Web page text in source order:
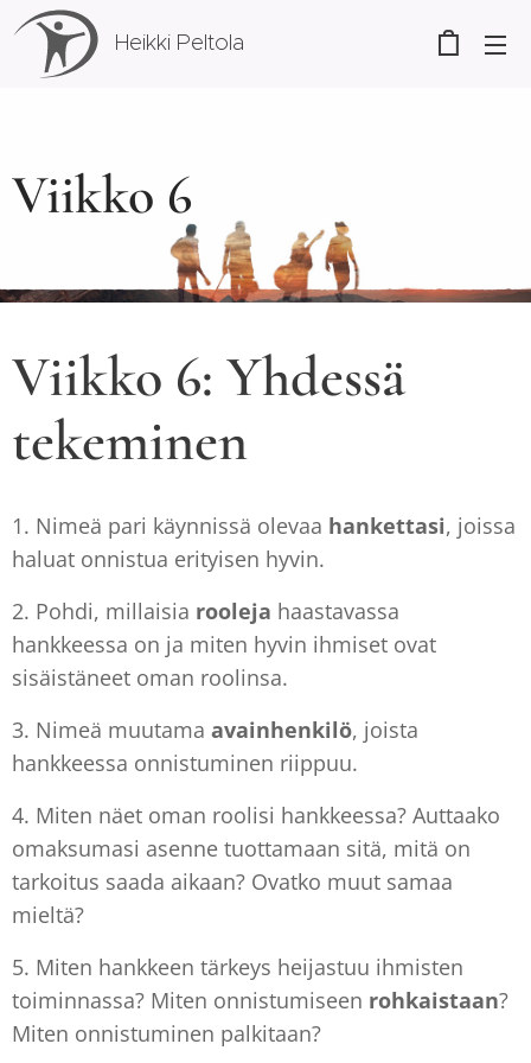
Heikki Peltola
Viikko 6
Viikko 6: Yhdessä
tekeminen
1. Nimeä pari käynnissä olevaa hankettasi, joissa
haluat onnistua erityisen hyvin.
2. Pohdi, millaisia rooleja haastavassa
hankkeessa on ja miten hyvin ihmiset ovat
sisäistäneet oman roolinsa.
3. Nimeä muutama avainhenkilö, joista
hankkeessa onnistuminen riippuu.
4. Miten näet oman roolisi hankkeessa? Auttaako
omaksumasi asenne tuottamaan sitä, mitä on
tarkoitus saada aikaan? Ovatko muut samaa
mieltä?
5. Miten hankkeen tärkeys heijastuu ihmisten
toiminnassa? Miten onnistumiseen rohkaistaan?
Miten onnistuminen palkitaan?